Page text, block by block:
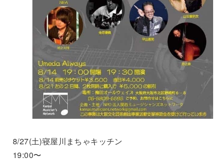
8/27(土)寝屋川まちゃキッチン
19:00〜